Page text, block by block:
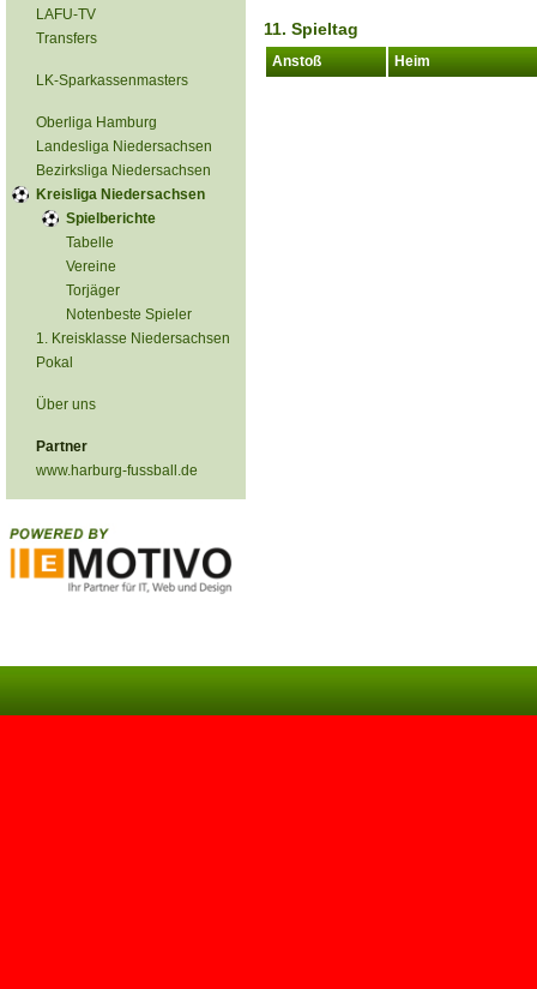
LAFU-TV
Transfers
LK-Sparkassenmasters
Oberliga Hamburg
Landesliga Niedersachsen
Bezirksliga Niedersachsen
Kreisliga Niedersachsen
Spielberichte
Tabelle
Vereine
Torjäger
Notenbeste Spieler
1. Kreisklasse Niedersachsen
Pokal
Über uns
Partner
www.harburg-fussball.de
11. Spieltag
Anstoß Heim